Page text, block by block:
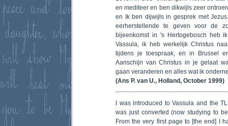
en mediteer en ben dikwijls zeer
en Ik ben dijwijls in gesprek met
eerherstellende te geven voor de
bijeenkomst in 's Hertogebosch heb
Vassula, ik heb werkelijk Christus
tijdens je toespraak, en in Brussel
Aanschijn van Christus in je gelaat
gaan veranderen en alles wat ik
(Ans P. van U., Holland, October 1999)
I was introduced to Vassula and the
was just converted (now studying to
From the very first page to [the end] I